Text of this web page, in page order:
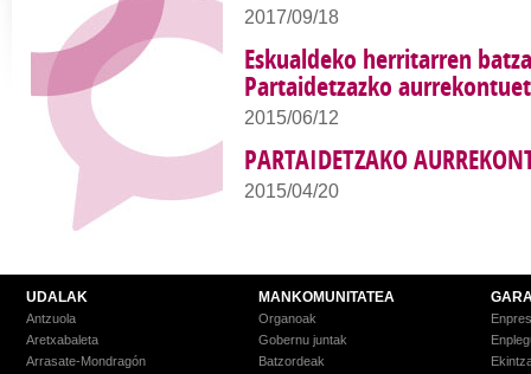
2017/09/18
Eskualdeko herritarren
Partaidetzazko
2015/06/12
PARTAIDETZAKO
2015/04/20
UDALAK
Antzuola
Aretxabaleta
Arrasate-Mondragón
MANKOMUNITATEA
Organoak
Gobernu juntak
Batzordeak